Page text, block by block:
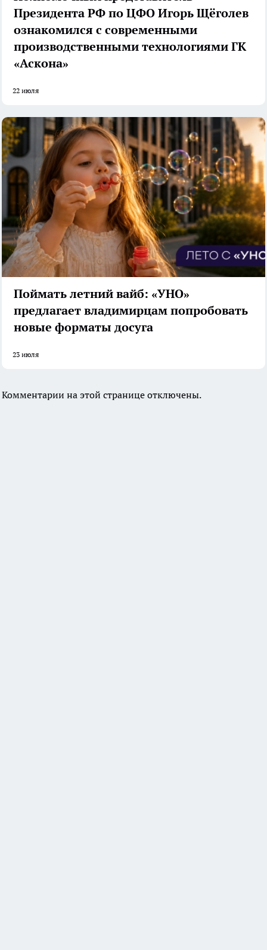
Президента РФ по ЦФО Игорь Щёголев
ознакомился с современными
производственными технологиями ГК
«Аскона»
22 июля
Поймать летний вайб: «УНО»
предлагает владимирцам попробовать
новые форматы досуга
23 июля
Комментарии на этой странице отключены.